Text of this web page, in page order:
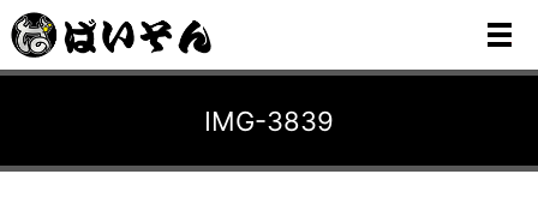
メ
IMG-3839